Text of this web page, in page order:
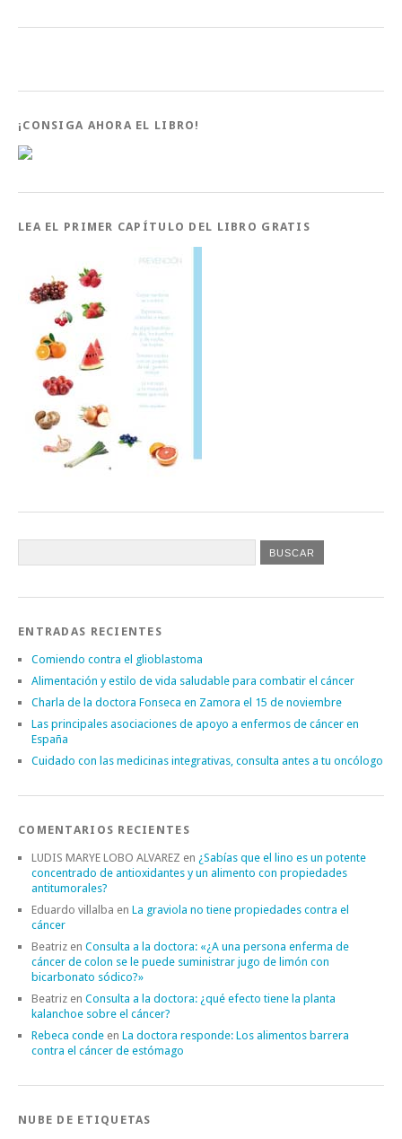
¡CONSIGA AHORA EL LIBRO!
LEA EL PRIMER CAPÍTULO DEL LIBRO GRATIS
ENTRADAS RECIENTES
Comiendo contra el glioblastoma
Alimentación y estilo de vida saludable para combatir el cáncer
Charla de la doctora Fonseca en Zamora el 15 de noviembre
Las principales asociaciones de apoyo a enfermos de cáncer en
España
Cuidado con las medicinas integrativas, consulta antes a tu oncólogo
COMENTARIOS RECIENTES
LUDIS MARYE LOBO ALVAREZ en ¿Sabías que el lino es un potente
concentrado de antioxidantes y un alimento con propiedades
antitumorales?
Eduardo villalba en La graviola no tiene propiedades contra el
cáncer
Beatriz en Consulta a la doctora: «¿A una persona enferma de
cáncer de colon se le puede suministrar jugo de limón con
bicarbonato sódico?»
Beatriz en Consulta a la doctora: ¿qué efecto tiene la planta
kalanchoe sobre el cáncer?
Rebeca conde en La doctora responde: Los alimentos barrera
contra el cáncer de estómago
NUBE DE ETIQUETAS